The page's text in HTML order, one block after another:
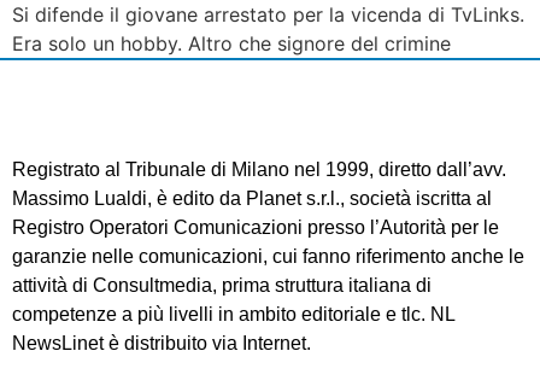
Si difende il giovane arrestato per la vicenda di TvLinks.
Era solo un hobby. Altro che signore del crimine
Registrato al Tribunale di Milano nel 1999, diretto dall’avv.
Massimo Lualdi, è edito da Planet s.r.l., società iscritta al
Registro Operatori Comunicazioni presso l’Autorità per le
garanzie nelle comunicazioni, cui fanno riferimento anche le
attività di Consultmedia, prima struttura italiana di
competenze a più livelli in ambito editoriale e tlc. NL
NewsLinet è distribuito via Internet.